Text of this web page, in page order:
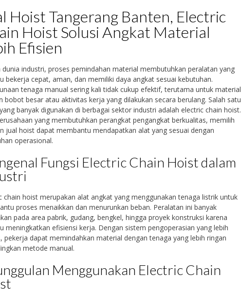
Hoist Tangerang Banten, Electric
Hoist Solusi Angkat Material
Efisien
dunia industri, proses pemindahan material membutuhkan peralatan yang
bekerja cepat, aman, dan memiliki daya angkat sesuai kebutuhan.
tenaga manual sering kali tidak cukup efektif, terutama untuk material
bobot besar atau aktivitas kerja yang dilakukan secara berulang. Salah satu
banyak digunakan di berbagai sektor industri adalah electric chain hoist.
yang membutuhkan perangkat pengangkat berkualitas, memilih
jual hoist dapat membantu mendapatkan alat yang sesuai dengan
operasional.
Fungsi Electric Chain Hoist dalam
chain hoist merupakan alat angkat yang menggunakan tenaga listrik untuk
proses menaikkan dan menurunkan beban. Peralatan ini banyak
pada area pabrik, gudang, bengkel, hingga proyek konstruksi karena
meningkatkan efisiensi kerja. Dengan sistem pengoperasian yang lebih
pekerja dapat memindahkan material dengan tenaga yang lebih ringan
metode manual.
Menggunakan Electric Chain